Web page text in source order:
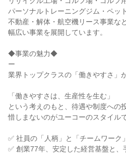
パーソナルトレーニングジム・ペッ
不動産・解体・航空機リース事業な
幅広い事業を展開しています。
◆事業の魅力◆
ー
業界トップクラスの「働きやすさ」
「働きやすさは、生産性を生む」
という考えのもと、待遇や制度への
惜しまないのがユーコーのスタイルで
✅ 社員の「人柄」と「チームワーク
✅ 創業77年、安定した経営基盤と、